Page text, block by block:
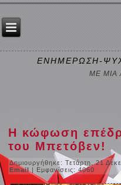
ΕΝΗΜΕΡΩΣΗ-
ΜΕ ΜΙΑ
Η κώφωση
του Μπετόβεν!
Δημιουργήθηκε: Τετάρτη, 21
Email | Εμφανίσεις: 4060